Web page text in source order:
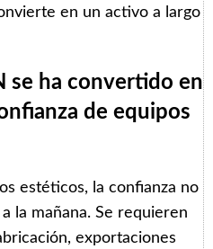
en un activo a largo
se ha convertido en
de equipos
estéticos, la confianza no
la mañana. Se requieren
exportaciones